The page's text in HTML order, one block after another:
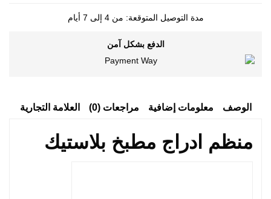
مدة التوصيل المتوقعة: من 4 إلى 7 أيام
الدفع بشكل آمن
الوصف معلومات إضافية مراجعات (0) العلامة التجارية
منظم ادراج مطبخ بلاستيك